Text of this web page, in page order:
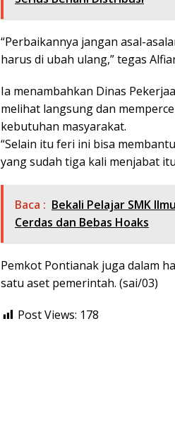
“Perbaikannya jangan asal-
harus di ubah ulang,” tegas
Ia menambahkan Dinas
melihat langsung dan
kebutuhan masyarakat.
“Selain itu feri ini bisa
yang sudah tiga kali menjabat
Baca : Bekali Pelajar SMK
Cerdas dan Bebas Hoaks
Pemkot Pontianak juga dalam
satu aset pemerintah. (sai/03)
Post Views: 178